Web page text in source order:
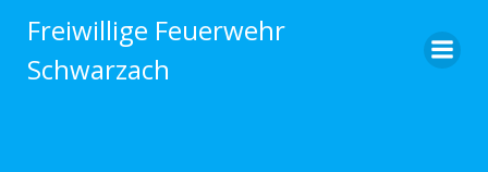
Inhalt
Freiwillige Feuerwehr
Schwarzach